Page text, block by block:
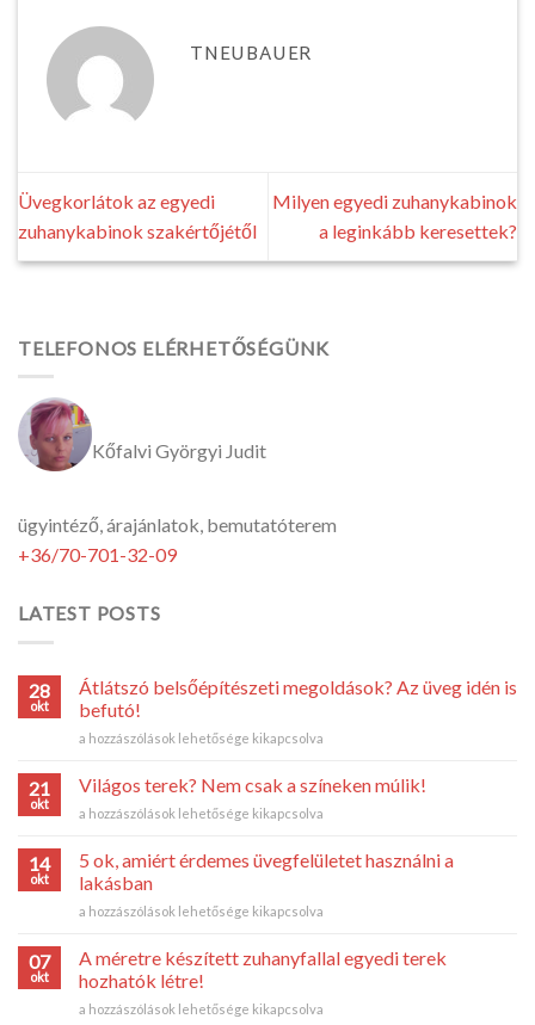
TNEUBAUER
Üvegkorlátok az egyedi
zuhanykabinok szakértőjétől
Milyen egyedi zuhanykabinok
a leginkább keresettek?
TELEFONOS ELÉRHETŐSÉGÜNK
Kőfalvi Györgyi Judit
ügyintéző, árajánlatok, bemutatóterem
+36/70-701-32-09
LATEST POSTS
28
okt
Átlátszó belsőépítészeti megoldások? Az üveg idén is
befutó!
Átlátszó
megoldások?
Az
üveg
is
befutó!
a hozzászólások lehetősége kikapcsolva
21
okt
Világos terek? Nem csak a színeken múlik!
Világos
Nem
csak
a
színeken
bejegyzéshez
a hozzászólások lehetősége kikapcsolva
14
okt
5 ok, amiért érdemes üvegfelületet használni a
lakásban
5
amiért
érdemes
üvegfelületet
használni
a hozzászólások lehetősége kikapcsolva
07
okt
A méretre készített zuhanyfallal egyedi terek
hozhatók létre!
A
a hozzászólások lehetősége kikapcsolva